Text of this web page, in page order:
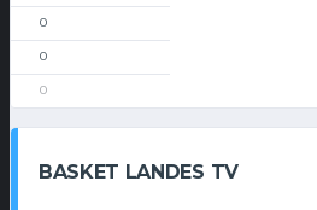
0
0
0
BASKET LANDES TV